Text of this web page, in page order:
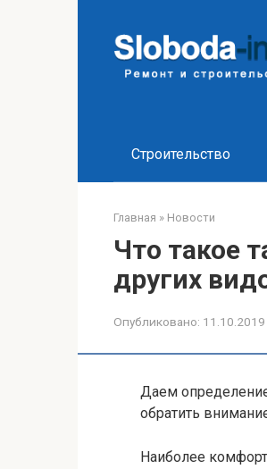
Строительство
Главная » Новости
Что такое
других
Опубликовано: 11.10.2019
Даем
обратить
Наиболее